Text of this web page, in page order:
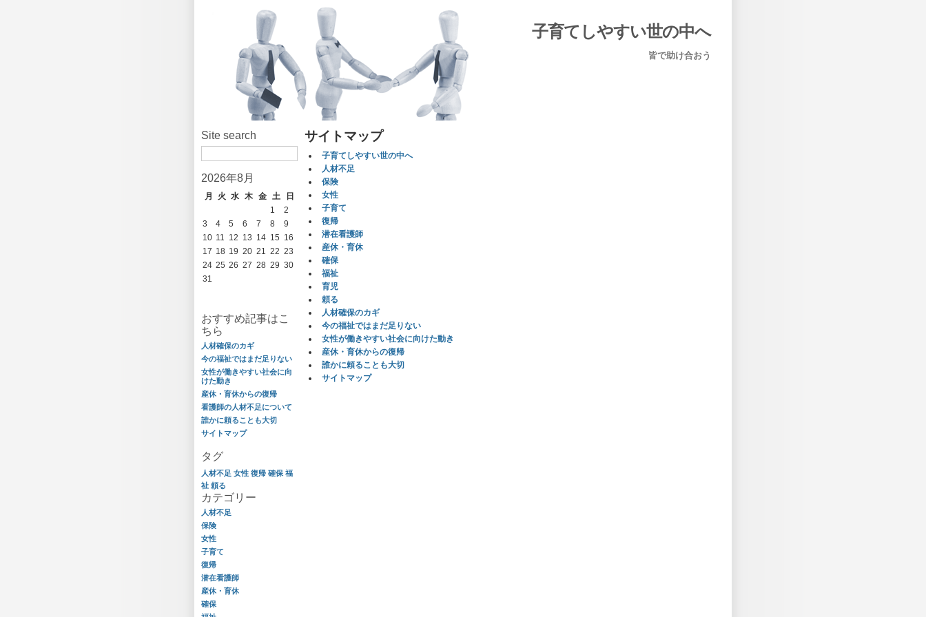
子育てしやすい世の中へ
皆で助け合おう
Site search
2026年8月
月 火 水 木 金 土
日
1
2
3
4 5 6 7 8
9
10 11 12 13 14 15 16
17 18 19 20 21 22 23
24 25 26 27 28 29 30
31
おすすめ記事はこ
ちら
人材確保のカギ
今の福祉ではまだ足りない
女性が働きやすい社会に向
けた動き
産休・育休からの復帰
看護師の人材不足について
誰かに頼ることも大切
サイトマップ
タグ
人材不足 女性 復帰 確保 福
祉 頼る
カテゴリー
人材不足
保険
女性
子育て
復帰
潜在看護師
産休・育休
確保
サイトマップ
子育てしやすい世の中へ
人材不足
保険
女性
子育て
復帰
潜在看護師
産休・育休
確保
福祉
育児
頼る
人材確保のカギ
今の福祉ではまだ足りない
女性が働きやすい社会に向けた動き
産休・育休からの復帰
誰かに頼ることも大切
サイトマップ